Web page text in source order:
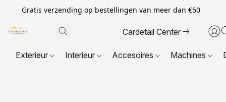
Gratis verzending op bestellingen van meer dan €50
Cardetail Center
Exterieur Interieur Accesoires Machines